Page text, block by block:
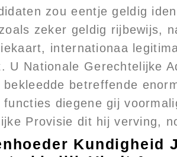
zou eentje geldig
zeker geldig rijbewijs,
internationaa
U Nationale Gerechtelijke
bekleedde betreffende
functies diegene gij
Provisie dit hij verving,
Kundigheid